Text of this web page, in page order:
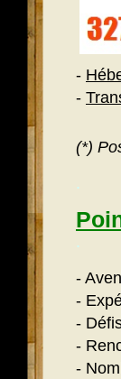
-
-
(*)
.
.
-
-
-
-
-